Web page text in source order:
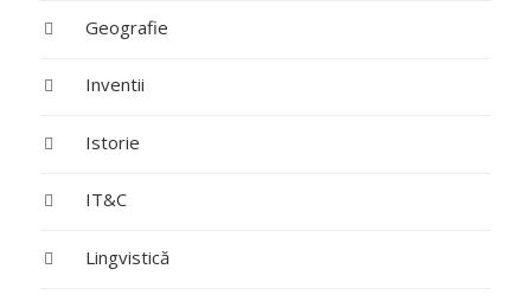
Geografie
Inventii
Istorie
IT&C
Lingvistică